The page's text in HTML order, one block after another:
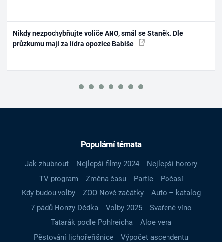
Nikdy nezpochybňujte voliče ANO, smál se Staněk. Dle
průzkumu mají za lídra opozice Babiše
Populární témata
Jak zhubnout Nejlepší filmy 2024
Nejlepší horory
TV program
Změna času Partie
Počasí
Kdy budou volby
ZOO Nové začátky
Auto – katalog
7 pádů Honzy Dědka
Volby 2025
Svařené víno
Tatarák podle Pohlreicha
Aloe vera
Pěstování lichořeřišnice
Výpočet ascendentu